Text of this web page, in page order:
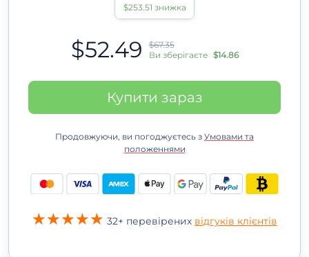
$253.51 знижка
$52.49
$67.35
Ви зберігаєте $14.86
Купити зараз
Продовжуючи, ви погоджуєтесь з Умовами та
положеннями
32+ перевірених відгуків клієнтів